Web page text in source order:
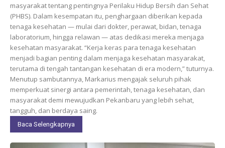
masyarakat tentang pentingnya Perilaku Hidup Bersih dan Sehat
(PHBS). Dalam kesempatan itu, penghargaan diberikan kepada
tenaga kesehatan — mulai dari dokter, perawat, bidan, tenaga
laboratorium, hingga relawan — atas dedikasi mereka menjaga
kesehatan masyarakat. “Kerja keras para tenaga kesehatan
menjadi bagian penting dalam menjaga kesehatan masyarakat,
terutama di tengah tantangan kesehatan di era modern,” tuturnya.
Menutup sambutannya, Markarius mengajak seluruh pihak
memperkuat sinergi antara pemerintah, tenaga kesehatan, dan
masyarakat demi mewujudkan Pekanbaru yang lebih sehat,
tangguh, dan berdaya saing.
Baca Selengkapnya